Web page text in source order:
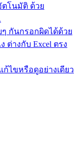
ตโนมัติ ด้วย
ยๆ กันกรอกผิดได้ด้วย
ต่างกับ Excel ตรง
ก้ไขหรือดูอย่างเดียว